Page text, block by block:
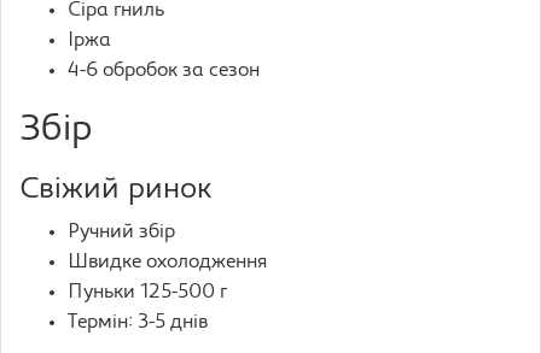
Сіра гниль
Іржа
4-6 обробок за сезон
Збір
Свіжий ринок
Ручний збір
Швидке охолодження
Пуньки 125-500 г
Термін: 3-5 днів